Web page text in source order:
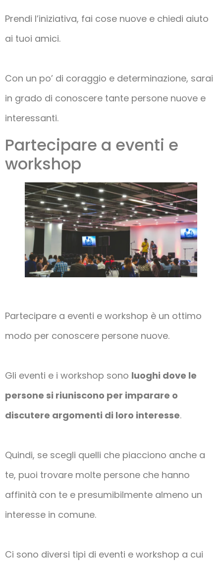
Prendi l’iniziativa, fai cose nuove e chiedi aiuto
ai tuoi amici.
Con un po’ di coraggio e determinazione, sarai
in grado di conoscere tante persone nuove e
interessanti.
Partecipare a eventi e
workshop
Partecipare a eventi e workshop è un ottimo
modo per conoscere persone nuove.
Gli eventi e i workshop sono luoghi dove le
persone si riuniscono per imparare o
discutere argomenti di loro interesse.
Quindi, se scegli quelli che piacciono anche a
te, puoi trovare molte persone che hanno
affinità con te e presumibilmente almeno un
interesse in comune.
Ci sono diversi tipi di eventi e workshop a cui